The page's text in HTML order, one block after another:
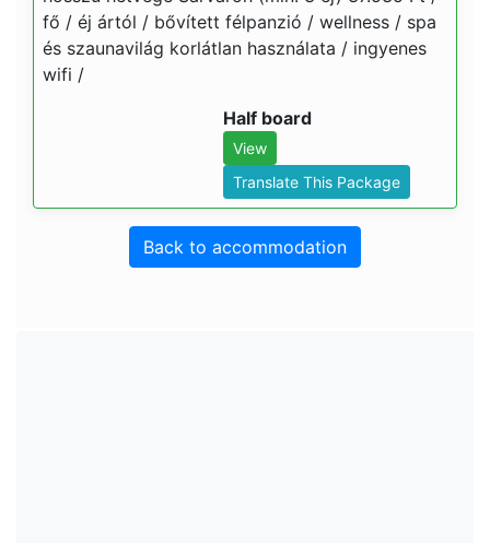
fő / éj ártól / bővített félpanzió / wellness / spa
és szaunavilág korlátlan használata / ingyenes
wifi /
Half board
View
Translate This Package
Back to accommodation